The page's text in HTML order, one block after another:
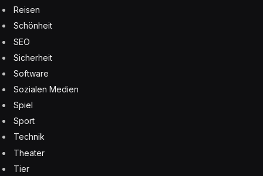
Reisen
Schönheit
SEO
Sicherheit
Software
Sozialen Medien
Spiel
Sport
Technik
Theater
Tier